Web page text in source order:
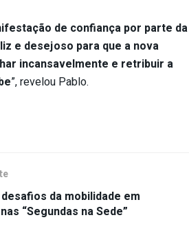
de confiança por parte da
e desejoso para que a nova
incansavelmente e retribuir a
”, revelou Pablo.
da mobilidade em
“Segundas na Sede”